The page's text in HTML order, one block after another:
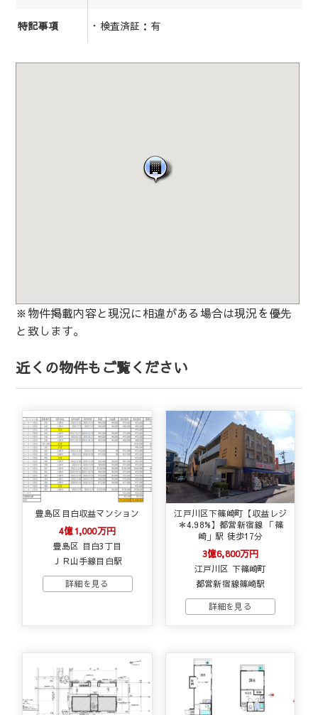
特記事項 ・検査済証：有
※物件掲載内容と現況に相違がある場合は現況を優先
と致します。
近くの物件もご覧ください
豊島区目白収益マンション
4億1,000万円
豊島区 目白3丁目
ＪＲ山手線目白駅
江戸川区下篠崎町【収益レジ
＊4.98%】都営新宿線 「篠
崎」駅 徒歩17分
3億6,800万円
江戸川区 下篠崎町
都営新宿線篠崎駅